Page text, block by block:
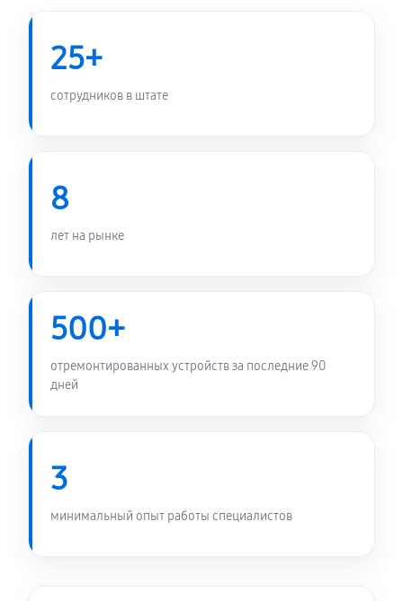
25+
сотрудников в штате
8
лет на рынке
500+
отремонтированных устройств за последние 90
дней
3
минимальный опыт работы специалистов